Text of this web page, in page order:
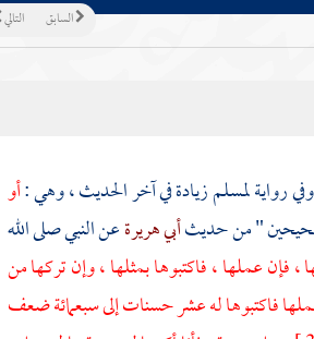
التالي السابق
وفي روايةلمسلمزيادة في آخر الحديث ، وهي :أو
" من حديثأبي هريرةعن النبي صلى الله
فإن عملها ، فاكتبوها بمثلها ، وإن تركها من
فاكتبوها له عشر حسنات إلى سبعمائة ضعف